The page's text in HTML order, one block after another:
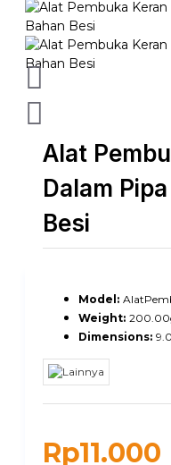
Alat
Dalam
Besi
Rp11.000
Model:
Weight:
Dimensions: